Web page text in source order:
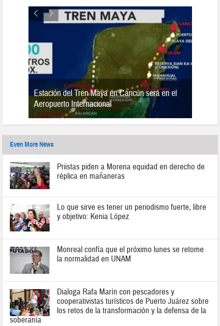
Estación del Tren Maya en Cancún será en el
Aeropuerto Internacional
Even More News
Priistas piden a Morena equidad en derecho de
réplica en mañaneras
Lo que sirve es tener un periodismo fuerte, libre
y objetivo: Kenia López
Monreal confía que el próximo lunes se retome
la normalidad en UNAM
Dialoga Rafa Marín con pescadores y
cooperativistas turísticos de Puerto Juárez sobre
los retos de la transformación y la defensa de la
soberanía